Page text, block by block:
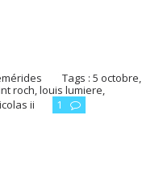
Tags :5 octobre,
roch,louis lumiere,
ii 1